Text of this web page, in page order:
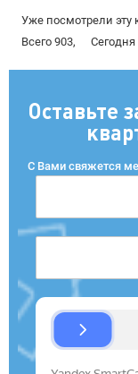
Уже посмотрели эту
Всего 903,
Сегодня
Оставьте
С Вами свяжется